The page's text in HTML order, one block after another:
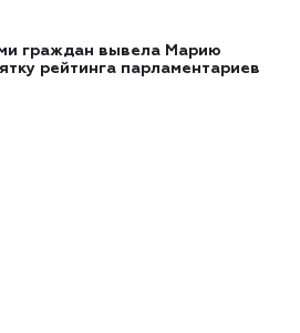
граждан вывела Марию
рейтинга парламентариев